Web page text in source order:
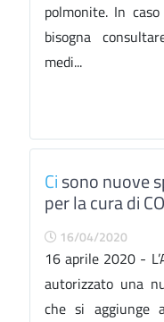
polmonite. In
bisogna
medi...
Cisono nuove
per la cura di
16/04/2020
16 aprile 2020 -
autorizzato una
che si